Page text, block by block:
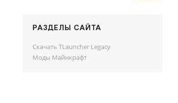
РАЗДЕЛЫ САЙТА
Скачать TLauncher Legacy
Моды Майнкрафт